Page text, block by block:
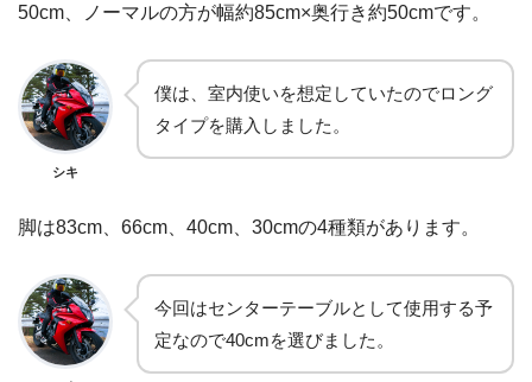
50cm、ノーマルの方が幅約85cm×奥行き約50cmです。
シキ
僕は、室内使いを想定していたのでロング
タイプを購入しました。
脚は83cm、66cm、40cm、30cmの4種類があります。
今回はセンターテーブルとして使用する予
定なので40cmを選びました。